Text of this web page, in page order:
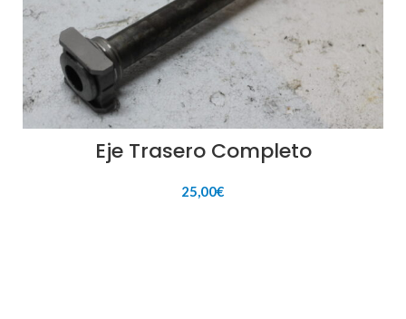
Eje Trasero Completo
25,00€